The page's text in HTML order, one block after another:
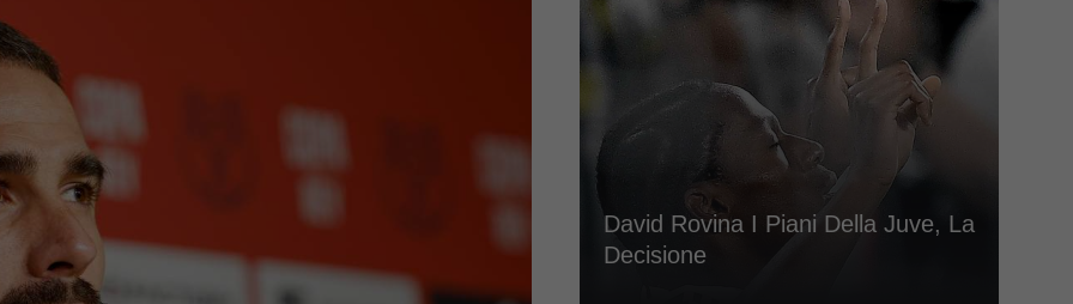
David Rovina I Piani Della Juve, La
Decisione